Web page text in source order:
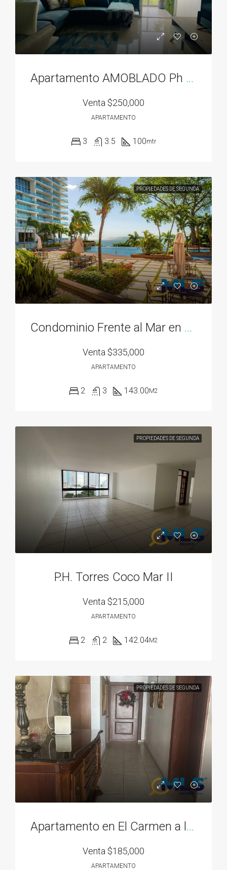
Apartamento AMOBLADO Ph Residencias del Sol acceso directo al Parque Omar
Venta $250,000
APARTAMENTO
3 3.5 100mtr
PROPIEDADES DE SEGUNDA
Condominio Frente al Mar en Bahía Gorgona
Venta $335,000
APARTAMENTO
2 3 143.00M2
PROPIEDADES DE SEGUNDA
P.H. Torres Coco Mar II
Venta $215,000
APARTAMENTO
2 2 142.04M2
PROPIEDADES DE SEGUNDA
Apartamento en El Carmen a la venta
Venta $185,000
APARTAMENTO